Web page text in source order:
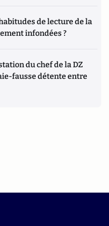
de lecture de la
infondées ?
du chef de la DZ
fausse détente entre